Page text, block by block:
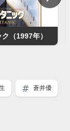
（1997年）
蒼井優